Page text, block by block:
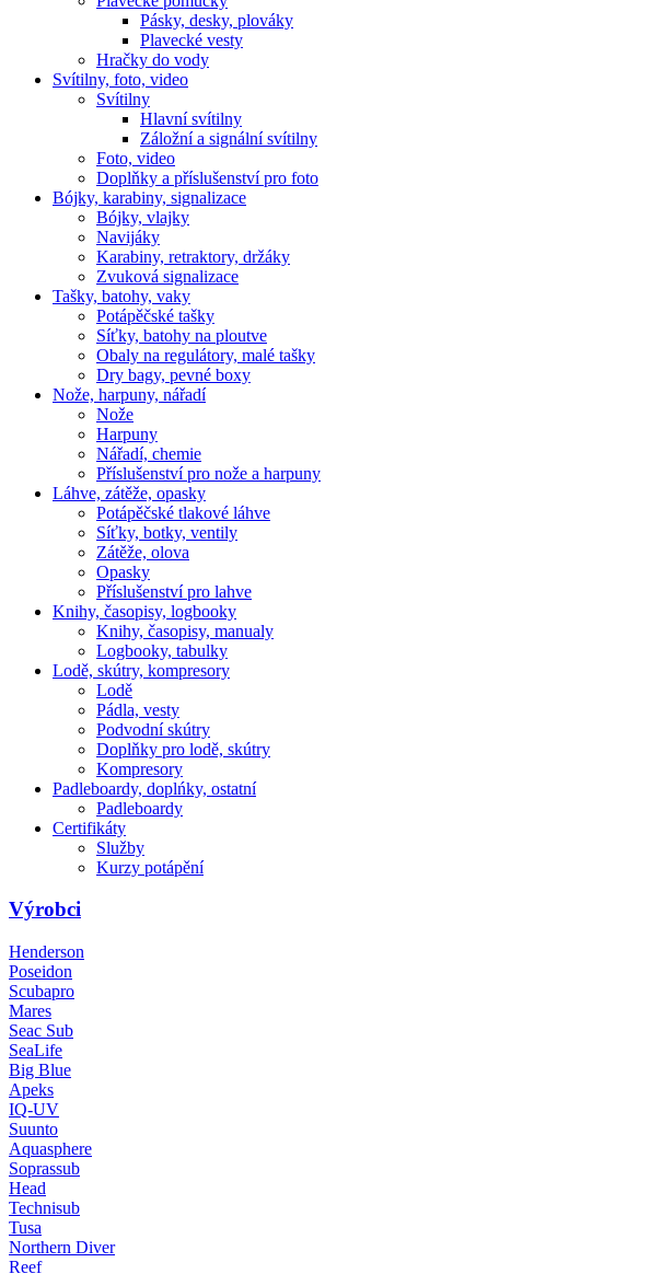
Pásky, desky, plováky
Plavecké vesty
Hračky do vody
Svítilny, foto, video
Svítilny
Hlavní svítilny
Záložní a signální svítilny
Foto, video
Doplňky a příslušenství pro foto
Bójky, karabiny, signalizace
Bójky, vlajky
Navijáky
Karabiny, retraktory, držáky
Zvuková signalizace
Tašky, batohy, vaky
Potápěčské tašky
Síťky, batohy na ploutve
Obaly na regulátory, malé tašky
Dry bagy, pevné boxy
Nože, harpuny, nářadí
Nože
Harpuny
Nářadí, chemie
Příslušenství pro nože a harpuny
Láhve, zátěže, opasky
Potápěčské tlakové láhve
Síťky, botky, ventily
Zátěže, olova
Opasky
Příslušenství pro lahve
Knihy, časopisy, logbooky
Knihy, časopisy, manualy
Logbooky, tabulky
Lodě, skútry, kompresory
Lodě
Pádla, vesty
Podvodní skútry
Doplňky pro lodě, skútry
Kompresory
Padleboardy, doplńky, ostatní
Padleboardy
Certifikáty
Služby
Kurzy potápění
Výrobci
Henderson
Poseidon
Scubapro
Mares
Seac Sub
SeaLife
Big Blue
Apeks
IQ-UV
Suunto
Aquasphere
Soprassub
Head
Technisub
Tusa
Northern Diver
Reef